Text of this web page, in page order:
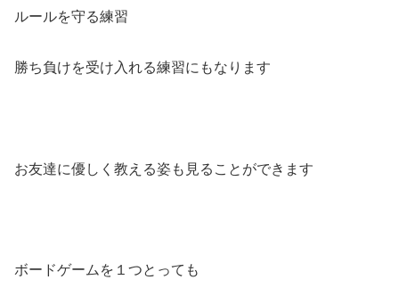
ルールを守る練習
勝ち負けを受け入れる練習にもなります
お友達に優しく教える姿も見ることができます
ボードゲームを１つとっても